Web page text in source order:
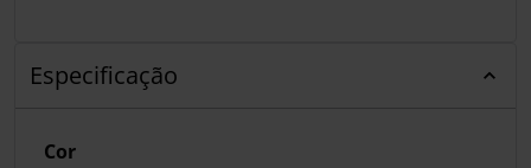
Especificação
Cor